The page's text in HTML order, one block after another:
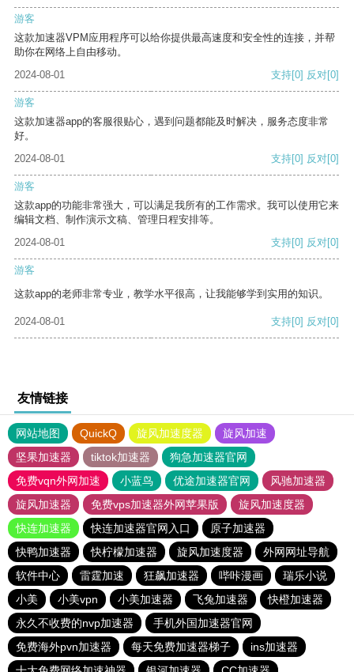
游客
这款加速器VPM应用程序可以给你提供最高速度和安全性的连接，并帮
助你在网络上自由移动。
2024-08-01
支持[0] 反对[0]
游客
这款加速器app的客服很贴心，遇到问题都能及时解决，服务态度非常
好。
2024-08-01
支持[0] 反对[0]
游客
这款app的功能非常强大，可以满足我所有的工作需求。我可以使用它来
编辑文档、制作演示文稿、管理日程安排等。
2024-08-01
支持[0] 反对[0]
游客
这款app的老师非常专业，教学水平很高，让我能够学到实用的知识。
2024-08-01 支持[0] 反对[0]
友情链接
网站地图 QuickQ 旋风加速度器
旋风加速
坚果加速器
tiktok加速器
狗急加速器官网
免费vqn外网加速
小蓝鸟 优途加速器官网
风驰加速器
旋风加速器
免费vps加速器外网苹果版
旋风加速度器
快连加速器
快连加速器官网入口
原子加速器
快鸭加速器
快柠檬加速器 旋风加速度器
外网网址导航
软件中心
雷霆加速 狂飙加速器 哔咔漫画
瑞乐小说
小美
小美vpn 小美加速器 飞兔加速器
快橙加速器
永久不收费的nvp加速器
手机外国加速器官网
免费海外pvn加速器
每天免费加速器梯子
ins加速器